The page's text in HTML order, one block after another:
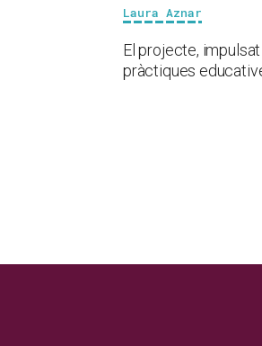
Laura Aznar
El projecte,
pràctiques